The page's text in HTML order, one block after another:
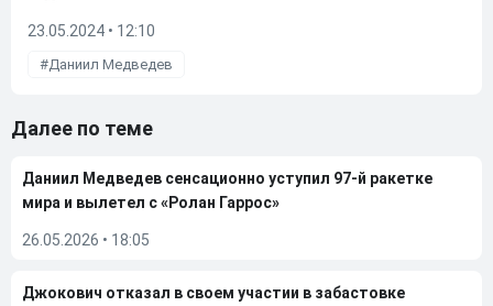
23.05.2024 • 12:10
Даниил Медведев
Далее по теме
Даниил Медведев сенсационно уступил 97-й ракетке
мира и вылетел с «Ролан Гаррос»
26.05.2026 • 18:05
Джокович отказал в своем участии в забастовке